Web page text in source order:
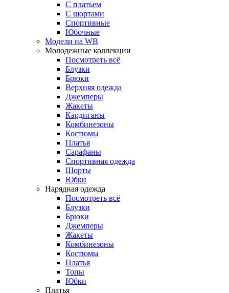
С платьем
С шортами
Спортивные
Юбочные
Модели на WB
Молодежные коллекции
Посмотреть всё
Блузки
Брюки
Верхняя одежда
Джемперы
Жакеты
Кардиганы
Комбинезоны
Костюмы
Платья
Сарафаны
Спортивная одежда
Шорты
Юбки
Нарядная одежда
Посмотреть всё
Блузки
Брюки
Джемперы
Жакеты
Комбинезоны
Костюмы
Платья
Топы
Юбки
Платья